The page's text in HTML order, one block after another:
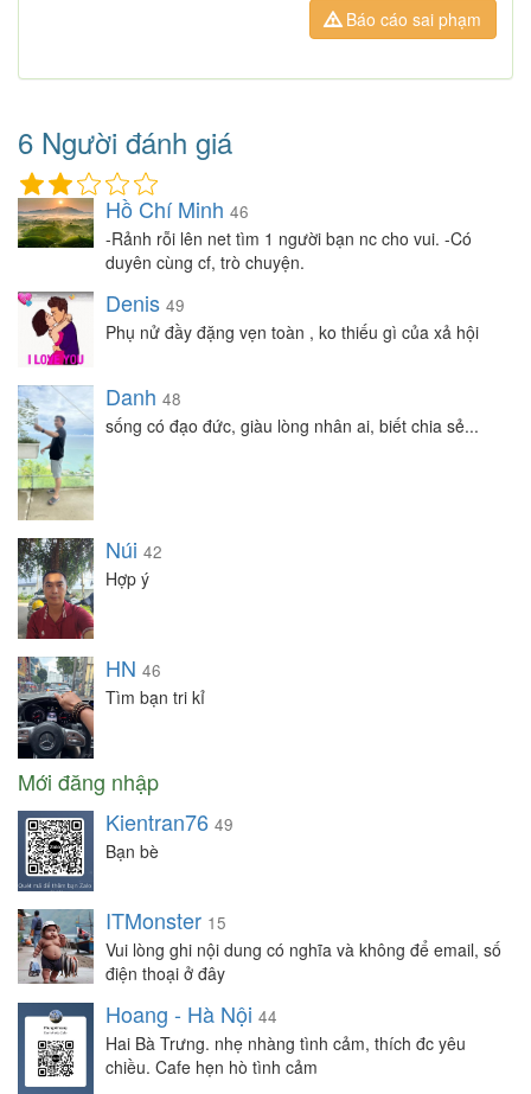
Báo cáo sai phạm
6 Người đánh giá
Hồ Chí Minh 46
-Rảnh rỗi lên net tìm 1 người bạn nc cho vui. -Có
duyên cùng cf, trò chuyện.
Denis 49
Phụ nử đầy đặng vẹn toàn , ko thiếu gì của xả hội
Danh 48
sống có đạo đức, giàu lòng nhân ai, biết chia sẻ...
Núi 42
Hợp ý
HN 46
Tìm bạn tri kỉ
Mới đăng nhập
Kientran76 49
Bạn bè
ITMonster 15
Vui lòng ghi nội dung có nghĩa và không để email, số
điện thoại ở đây
Hoang - Hà Nội 44
Hai Bà Trưng. nhẹ nhàng tình cảm, thích đc yêu
chiều. Cafe hẹn hò tình cảm